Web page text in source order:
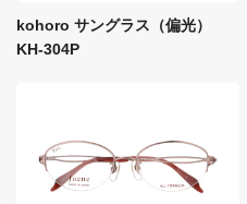
kohoro サングラス（偏光）
KH-304P